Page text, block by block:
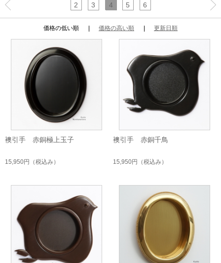
2 3 4 5 6
価格の低い順 価格の高い順 更新日順
襖引手 赤銅極上玉子
15,950円 （税込み）
襖引手 赤銅千鳥
15,950円 （税込み）